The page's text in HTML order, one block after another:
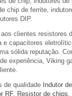
chip de ferrite,
DIP.
clientes resistores
e capacitores
sólida reputação.
experiência, Viking
de qualidade Indutor
RF, Resistor de chips